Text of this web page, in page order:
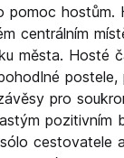
pomoc hostům.
centrálním
města. Hosté
postele,
pro
pozitivním
cestovatele